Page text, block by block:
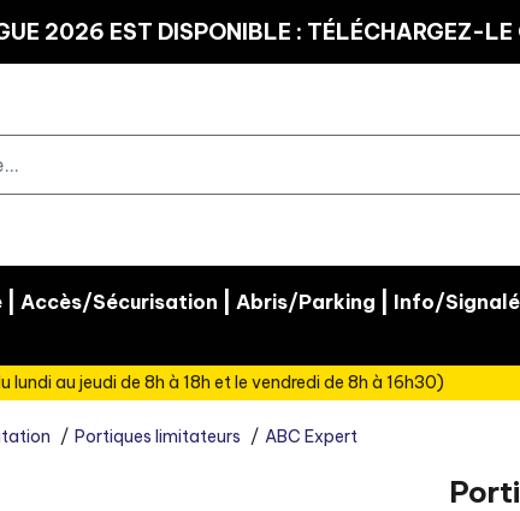
2026 EST DISPONIBLE : TÉLÉCHARGEZ-LE
Accès/Sécurisation Abris/Parking Info/
au jeudi de 8h à 18h et le vendredi de 8h à 16h30)
Portiques limitateurs ABC Expert